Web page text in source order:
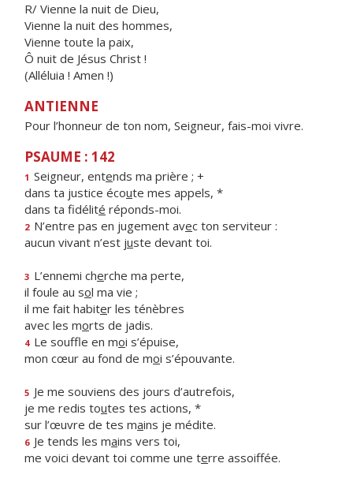
R/ Vienne la nuit de Dieu,
Vienne la nuit des hommes,
Vienne toute la paix,
Ô nuit de Jésus Christ !
(Alléluia ! Amen !)
ANTIENNE
Pour l’honneur de ton nom, Seigneur, fais-moi vivre.
PSAUME : 142
1 Seigneur, entends ma prière ; +
dans ta justice écoute mes appels, *
dans ta fidélité réponds-moi.
2 N’entre pas en jugement avec ton serviteur :
aucun vivant n’est juste devant toi.
3 L’ennemi cherche ma perte,
il foule au sol ma vie ;
il me fait habiter les ténèbres
avec les morts de jadis.
4 Le souffle en moi s’épuise,
mon cœur au fond de moi s’épouvante.
5 Je me souviens des jours d’autrefois,
je me redis toutes tes actions, *
sur l’œuvre de tes mains je médite.
6 Je tends les mains vers toi,
me voici devant toi comme une terre assoiffée.